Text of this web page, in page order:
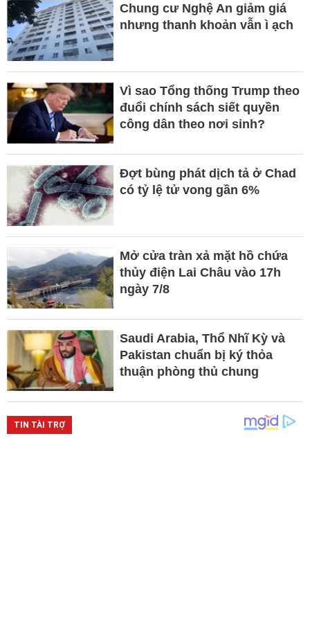
Chung cư Nghệ An giảm giá
nhưng thanh khoản vẫn ì ạch
Vì sao Tổng thống Trump theo
đuổi chính sách siết quyền
công dân theo nơi sinh?
Đợt bùng phát dịch tả ở Chad
có tỷ lệ tử vong gần 6%
Mở cửa tràn xả mặt hồ chứa
thủy điện Lai Châu vào 17h
ngày 7/8
Saudi Arabia, Thổ Nhĩ Kỳ và
Pakistan chuẩn bị ký thỏa
thuận phòng thủ chung